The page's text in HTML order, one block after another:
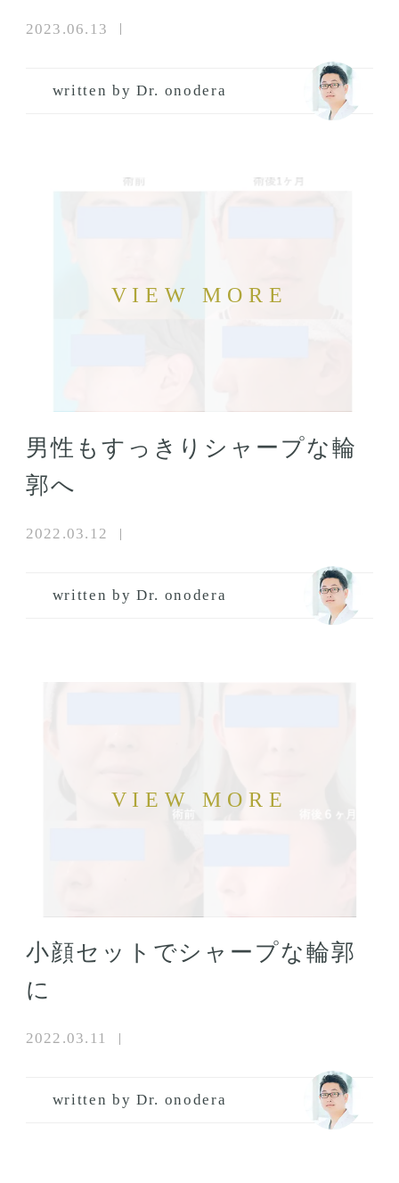
2023.06.13
written by Dr. onodera
男性もすっきりシャープな輪
郭へ
2022.03.12
written by Dr. onodera
小顔セットでシャープな輪郭
に
2022.03.11
written by Dr. onodera